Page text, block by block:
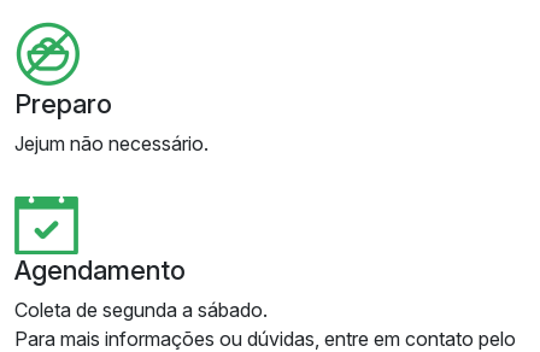
Preparo
Jejum não necessário.
Agendamento
Coleta de segunda a sábado.
Para mais informações ou dúvidas, entre em contato pelo